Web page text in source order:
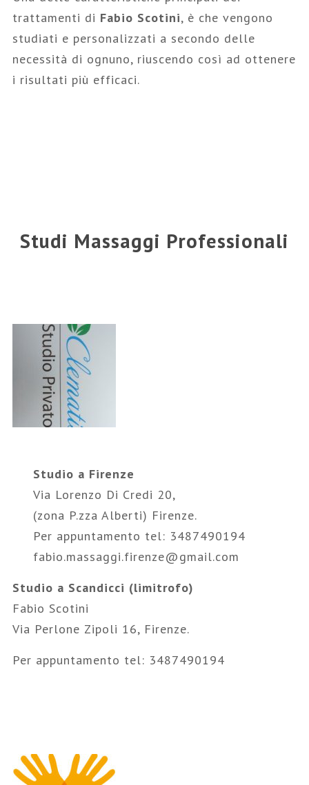
trattamenti di Fabio Scotini, è che vengono
studiati e personalizzati a secondo delle
necessità di ognuno, riuscendo così ad ottenere
i risultati più efficaci.
Studi Massaggi Professionali
Studio a Firenze
Via Lorenzo Di Credi 20,
(zona P.zza Alberti) Firenze.
Per appuntamento tel: 3487490194
fabio.massaggi.firenze@gmail.com
Studio a Scandicci (limitrofo)
Fabio Scotini
Via Perlone Zipoli 16, Firenze.
Per appuntamento tel: 3487490194